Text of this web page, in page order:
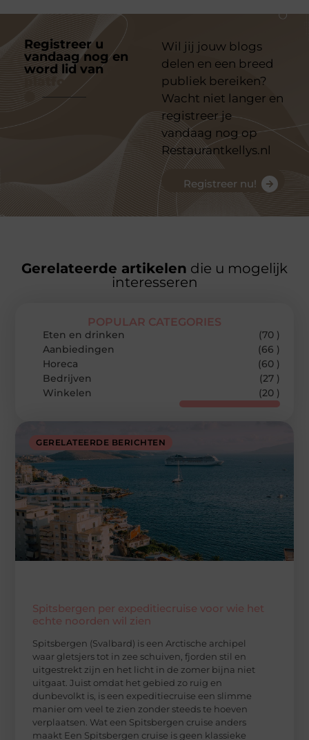
Registreer u
vandaag nog en
word lid van
platform
Wil jij jouw blogs
delen en een breed
publiek bereiken?
Wacht niet langer en
registreer je
vandaag nog op
Restaurantkellys.nl
Registreer nu!
Gerelateerde artikelen die u mogelijk
interesseren
GERELATEERDE BERICHTEN
Spitsbergen per expeditiecruise voor wie het
echte noorden wil zien
Spitsbergen (Svalbard) is een Arctische archipel
waar gletsjers tot in zee schuiven, fjorden stil en
uitgestrekt zijn en het licht in de zomer bijna niet
uitgaat. Juist omdat het gebied zo ruig en
dunbevolkt is, is een expeditiecruise een slimme
manier om veel te zien zonder steeds te hoeven
verplaatsen. Wat een Spitsbergen cruise anders
maakt Een Spitsbergen cruise is geen klassieke
POPULAR CATEGORIES
Eten en drinken
(70 )
Aanbiedingen
(66 )
Horeca
(60 )
Bedrijven
(27 )
Winkelen
(20 )